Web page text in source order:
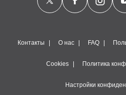
Контакты О нас FAQ
Cookies Политика
Настройки